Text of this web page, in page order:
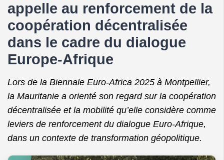
appelle au renforcement de la
coopération décentralisée
dans le cadre du dialogue
Europe-Afrique
Lors de la Biennale Euro-Africa 2025 à Montpellier,
la Mauritanie a orienté son regard sur la coopération
décentralisée et la mobilité qu’elle considère comme
leviers de renforcement du dialogue Euro-Afrique,
dans un contexte de transformation géopolitique.